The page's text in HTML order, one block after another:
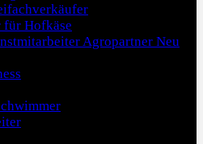
für Hofkäse
Agropartner Neu